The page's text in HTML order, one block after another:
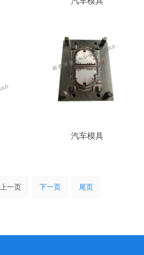
汽车模具
上一页 下一页 尾页